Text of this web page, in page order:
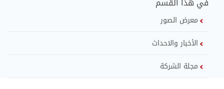
معرض الصور
الأخبار والاحداث
مجلة الشركة